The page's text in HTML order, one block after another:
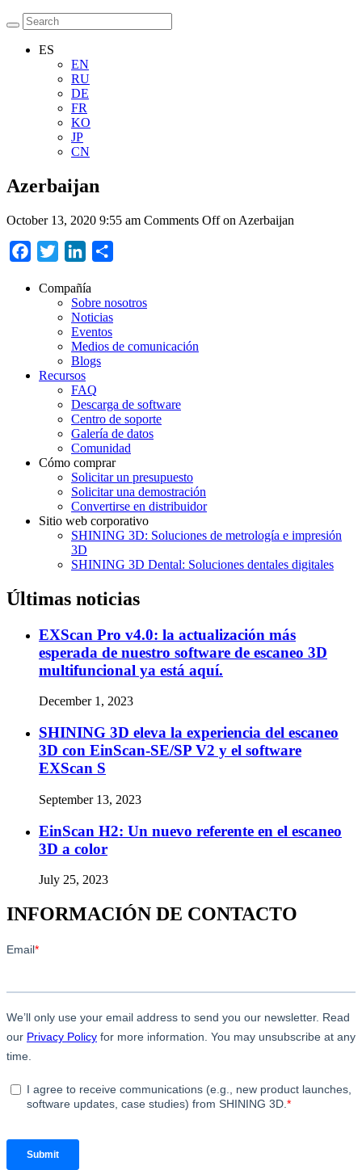
ES
EN
RU
DE
FR
KO
JP
CN
Azerbaijan
October 13, 2020 9:55 am Comments Offon Azerbaijan
Facebook
Twitter LinkedIn
Compañía
Sobre nosotros
Noticias
Eventos
Medios de comunicación
Blogs
Recursos
FAQ
Descarga de software
Centro de soporte
Galería de datos
Comunidad
Cómo comprar
Solicitar un presupuesto
Solicitar una demostración
Convertirse en distribuidor
Sitio web corporativo
SHINING 3D: Soluciones de metrología e impresión
3D
SHINING 3D Dental: Soluciones dentales digitales
Últimas noticias
EXScan Pro v4.0: la actualización más
esperada de nuestro software de escaneo 3D
multifuncional ya está aquí.
December 1, 2023
SHINING 3D eleva la experiencia del escaneo
3D con EinScan-SE/SP V2 y el software
EXScan S
September 13, 2023
EinScan H2: Un nuevo referente en el escaneo
3D a color
July 25, 2023
INFORMACIÓN DE CONTACTO